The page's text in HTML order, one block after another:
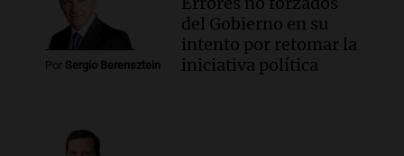
Por Sergio Berensztein
del Gobierno en su
intento por retomar la
iniciativa política